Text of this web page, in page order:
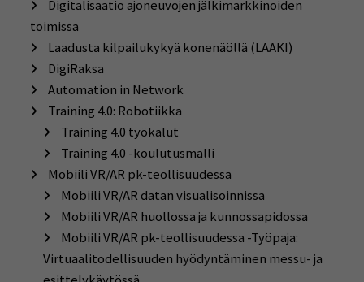
Digitalisaatio ajoneuvojen jälkimarkkinoiden
toimissa
Laadusta kilpailukykyä konenäöllä (LAAKI)
DigiRaksa
Automation in Network
Training 4.0: Robotiikka
Training 4.0 työkalut
Training 4.0 -koulutusmalli
Mobiili VR/AR pk-teollisuudessa
Mobiili VR/AR datan visualisoinnissa
Mobiili VR/AR huollossa ja kunnossapidossa
Mobiili VR/AR pk-teollisuudessa -Työpaja:
Virtuaalitodellisuuden hyödyntäminen messu- ja